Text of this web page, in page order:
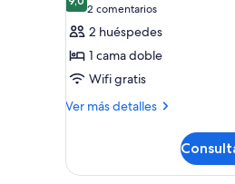
habitaciones
fotos
de
Habitación
básica
9,0 de 10
2 comentarios
(2 comentarios)
2 huéspedes
1 cama doble
Wifi gratis
Ver más detalles
Más
básica